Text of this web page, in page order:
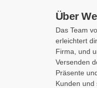
Über
Das Team
erleichtert
Firma, und
Versenden
Präsente
Kunden